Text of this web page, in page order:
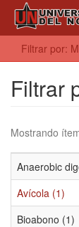
Filtrar por:
Filtrar
Mostrando
Anaerobic
Avícola (1)
Bioabono (1)